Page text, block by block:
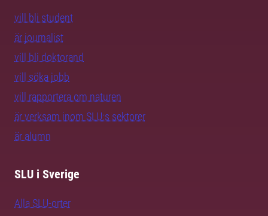
vill bli student
är journalist
vill bli doktorand
vill söka jobb
vill rapportera om naturen
är verksam inom SLU:s sektorer
är alumn
SLU i Sverige
Alla SLU-orter